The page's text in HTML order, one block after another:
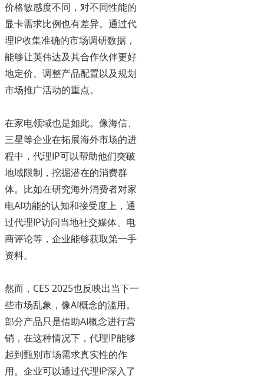
价格敏感度不同，对不同性能的
显卡需求比例也有差异。通过代
理IP收集准确的市场调研数据，
能够让英伟达及其合作伙伴更好
地定价、调整产品配置以及规划
市场推广活动的重点。
在家电领域也是如此。像海信、
三星等企业在拓展海外市场的进
程中，代理IP可以帮助他们突破
地域限制，挖掘潜在的消费群
体。比如在研究海外消费者对家
电AI功能的认知和接受度上，通
过代理IP访问当地社交媒体、电
商评论等，企业能够获取第一手
资料。
然而，CES 2025也反映出当下一
些市场乱象，像AI概念的滥用。
部分产品只是借助AI概念进行营
销，在这种情况下，代理IP能够
起到甄别市场需求真实性的作
用。企业可以通过代理IP深入了